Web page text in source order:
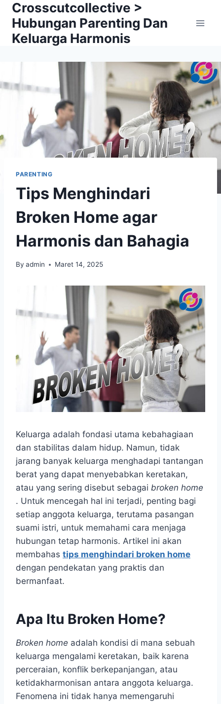
Skip
content
Crosscutcollective >
Hubungan Parenting Dan
Keluarga Harmonis
PARENTING
Tips Menghindari
Broken Home agar
Harmonis dan Bahagia
By admin Maret 14, 2025
Keluarga adalah fondasi utama kebahagiaan
dan stabilitas dalam hidup. Namun, tidak
jarang banyak keluarga menghadapi tantangan
berat yang dapat menyebabkan keretakan,
atau yang sering disebut sebagai broken home
. Untuk mencegah hal ini terjadi, penting bagi
setiap anggota keluarga, terutama pasangan
suami istri, untuk memahami cara menjaga
hubungan tetap harmonis. Artikel ini akan
membahas tips menghindari broken home
dengan pendekatan yang praktis dan
bermanfaat.
Apa Itu Broken Home?
Broken home adalah kondisi di mana sebuah
keluarga mengalami keretakan, baik karena
perceraian, konflik berkepanjangan, atau
ketidakharmonisan antara anggota keluarga.
Fenomena ini tidak hanya memengaruhi